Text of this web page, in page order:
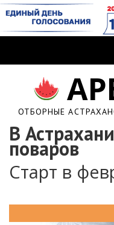
ОТБОРНЫЕ
В
поваров
Старт в